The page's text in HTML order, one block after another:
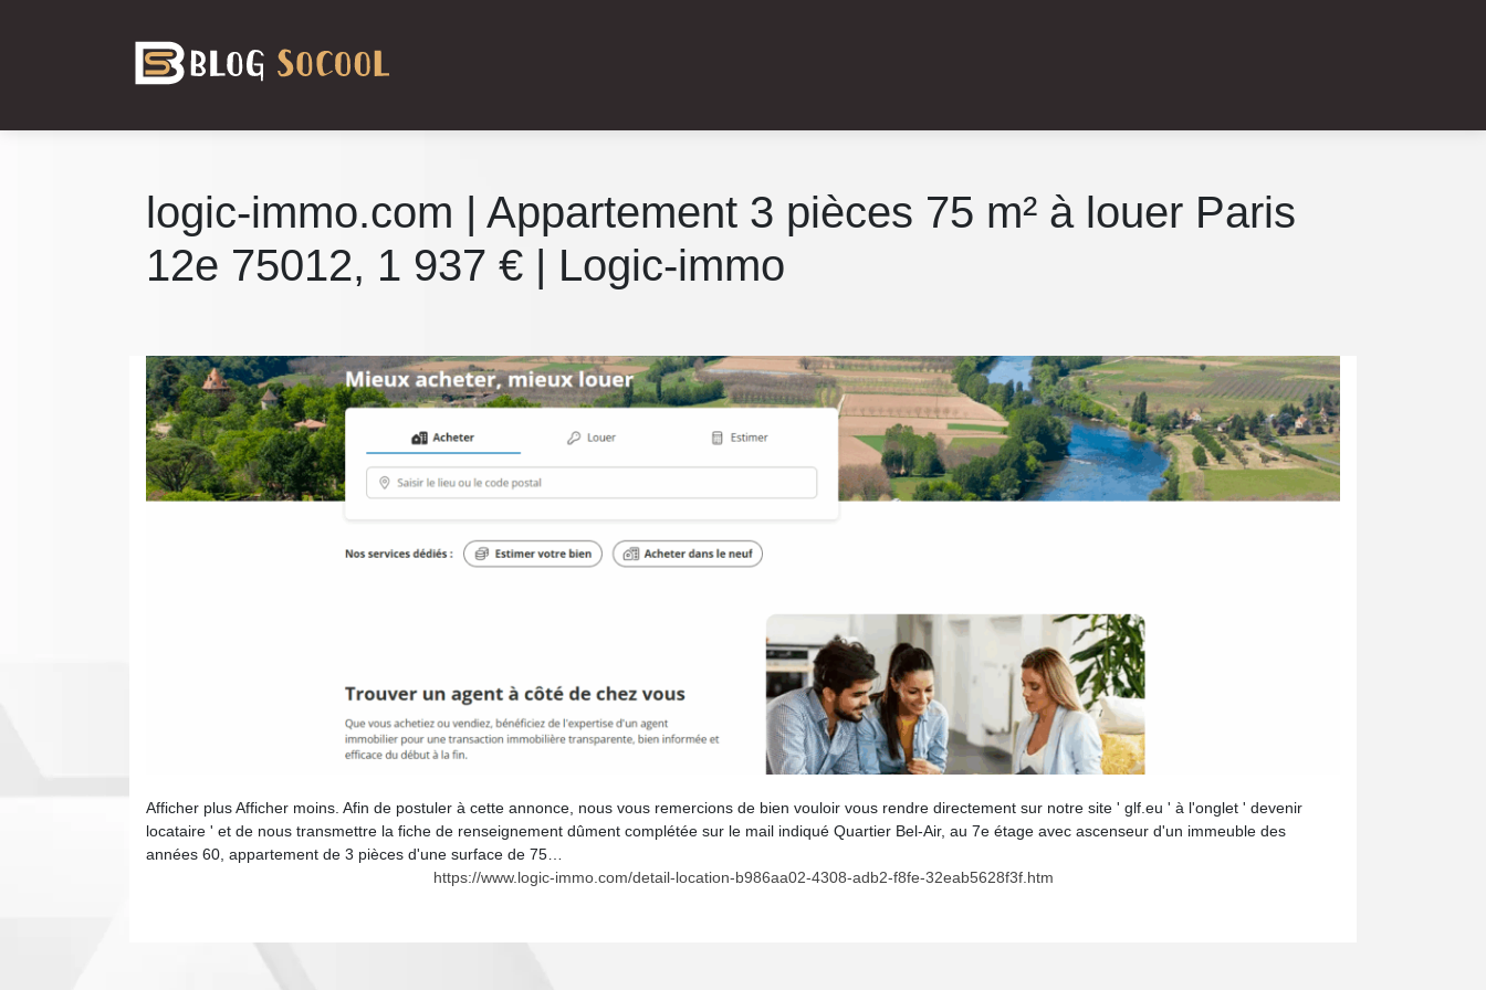
logic-immo.com | Appartement 3 pièces 75 m² à louer Paris
12e 75012, 1 937 € | Logic-immo
Afficher plus Afficher moins. Afin de postuler à cette annonce, nous vous remercions de bien vouloir vous rendre directement sur notre site ' glf.eu ' à l'onglet ' devenir
locataire ' et de nous transmettre la fiche de renseignement dûment complétée sur le mail indiqué Quartier Bel-Air, au 7e étage avec ascenseur d'un immeuble des
années 60, appartement de 3 pièces d'une surface de 75…
https://www.logic-immo.com/detail-location-b986aa02-4308-adb2-f8fe-32eab5628f3f.htm